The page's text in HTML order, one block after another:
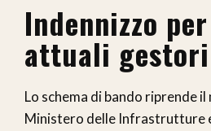
Indennizzo
attuali gestori
Lo schema di bando riprende
Ministero delle Infrastrutture